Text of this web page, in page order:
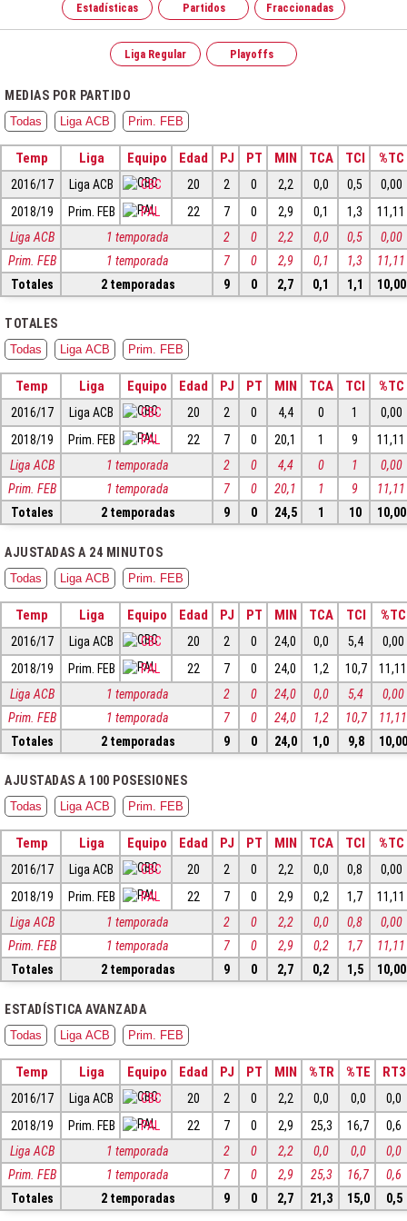
Estadísticas Partidos Fraccionadas
Liga Regular Playoffs
MEDIAS POR PARTIDO
Todas Liga ACB Prim. FEB
Temp Liga Equipo Edad PJ PT MIN TCA TCI %TC
2016/17 Liga ACB CBC 20 2 0 2,2 0,0 0,5
0,00
2018/19
Prim. FEB PAL 22 7 0 2,9 0,1 1,3
11,11
Liga ACB
1 temporada 2 0 2,2 0,0 0,5
0,00
Prim. FEB
1 temporada 7 0 2,9 0,1 1,3
11,11
Totales
2 temporadas 9 0 2,7 0,1 1,1 10,00
TOTALES
Todas Liga ACB Prim. FEB
Temp Liga Equipo Edad PJ PT MIN TCA TCI %TC
2016/17 Liga ACB CBC 20 2 0 4,4 0 1
0,00
2018/19
Prim. FEB PAL 22 7 0 20,1 1 9
11,11
Liga ACB
1 temporada 2 0 4,4 0 1
0,00
Prim. FEB
1 temporada 7 0 20,1 1 9
11,11
Totales
2 temporadas 9 0 24,5 1 10 10,00
AJUSTADAS A 24 MINUTOS
Todas Liga ACB Prim. FEB
Temp Liga Equipo Edad PJ PT MIN TCA TCI %TC
2016/17 Liga ACB CBC 20 2 0 24,0 0,0 5,4
0,00
2018/19
Prim. FEB PAL 22 7 0 24,0 1,2 10,7
11,11
Liga ACB
1 temporada 2 0 24,0 0,0 5,4
0,00
Prim. FEB
1 temporada 7 0 24,0 1,2 10,7
11,11
Totales
2 temporadas 9 0 24,0 1,0 9,8 10,00
AJUSTADAS A 100 POSESIONES
Todas Liga ACB Prim. FEB
Temp Liga Equipo Edad PJ PT MIN TCA TCI %TC
2016/17 Liga ACB CBC 20 2 0 2,2 0,0 0,8
0,00
2018/19
Prim. FEB PAL 22 7 0 2,9 0,2 1,7
11,11
Liga ACB
1 temporada 2 0 2,2 0,0 0,8
0,00
Prim. FEB
1 temporada 7 0 2,9 0,2 1,7
11,11
Totales
2 temporadas 9 0 2,7 0,2 1,5 10,00
ESTADÍSTICA AVANZADA
Todas Liga ACB Prim. FEB
Temp Liga Equipo Edad PJ PT MIN %TR %TE RT3
2016/17 Liga ACB CBC 20 2 0 2,2 0,0 0,0
0,0
2018/19
Prim. FEB PAL 22 7 0 2,9 25,3 16,7
0,6
Liga ACB
1 temporada 2 0 2,2 0,0 0,0
0,0
Prim. FEB
1 temporada 7 0 2,9 25,3 16,7
0,6
Totales
2 temporadas 9 0 2,7 21,3 15,0 0,5